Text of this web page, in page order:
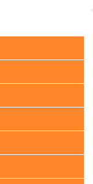
空净优势